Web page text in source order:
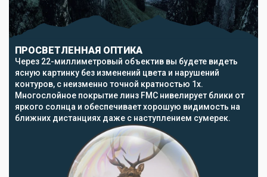
ПРОСВЕТЛЕННАЯ ОПТИКА
Через 22-миллиметровый объектив вы будете видеть
ясную картинку без изменений цвета и нарушений
контуров, с неизменно точной кратностью 1х.
Многослойное покрытие линз FMC нивелирует блики от
яркого солнца и обеспечивает хорошую видимость на
ближних дистанциях даже с наступлением сумерек.